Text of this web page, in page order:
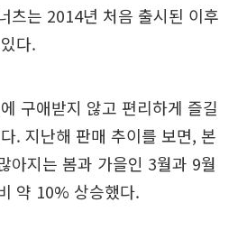
츠는 2014년 처음 출시된 이후
다.
구애받지 않고 편리하게 즐길
. 지난해 판매 추이를 보면, 본
아지는 봄과 가을인 3월과 9월
약 10% 상승했다.